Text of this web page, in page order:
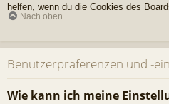
helfen, wenn du die Cookies des
Nach oben
Benutzerpräferenzen und -
Wie kann ich meine